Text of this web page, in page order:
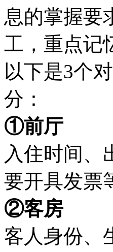
息的掌握要
工，重点记
以下是3个
分：
①前厅
入住时间、
要开具发票
②客房
客人身份、